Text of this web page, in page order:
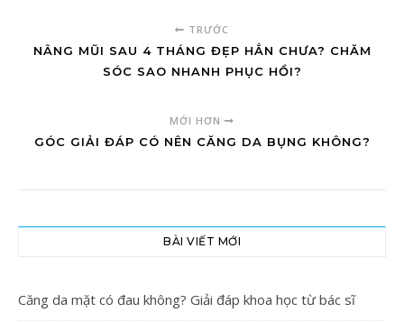
TRƯỚC
NÂNG MŨI SAU 4 THÁNG ĐẸP HẲN CHƯA? CHĂM
SÓC SAO NHANH PHỤC HỒI?
MỚI HƠN
GÓC GIẢI ĐÁP CÓ NÊN CĂNG DA BỤNG KHÔNG?
BÀI VIẾT MỚI
Căng da mặt có đau không? Giải đáp khoa học từ bác sĩ